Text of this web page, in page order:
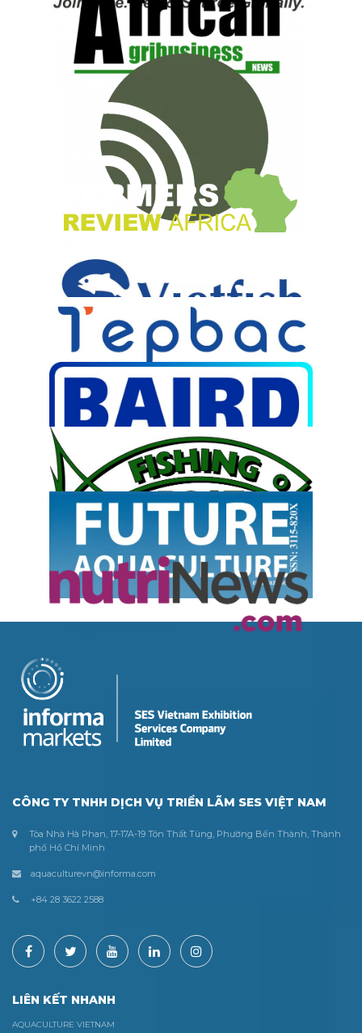
CÔNG TY TNHH DỊCH VỤ TRIỂN LÃM SES VIỆT NAM
Tòa Nhà Hà Phan, 17-17A-19 Tôn Thất Tùng, Phường Bến Thành, Thành
phố Hồ Chí Minh
aquaculturevn@informa.com
+84 28 3622 2588
LIÊN KẾT NHANH
AQUACULTURE VIETNAM